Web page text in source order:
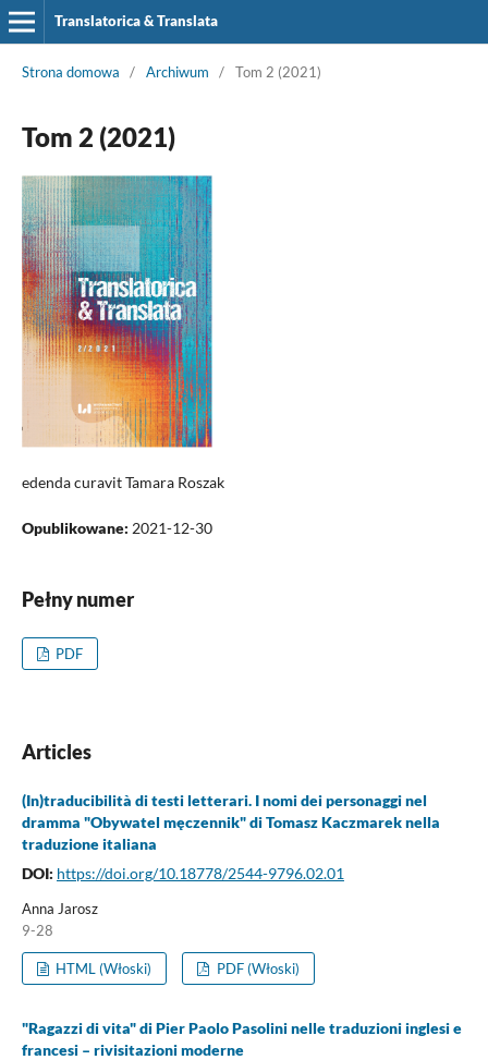
Translatorica & Translata
Strona domowa / Archiwum / Tom 2 (2021)
Tom 2 (2021)
edenda curavit Tamara Roszak
Opublikowane: 2021-12-30
Pełny numer
PDF
Articles
(In)traducibilità di testi letterari. I nomi dei personaggi nel
dramma "Obywatel męczennik" di Tomasz Kaczmarek nella
traduzione italiana
DOI: https://doi.org/10.18778/2544-9796.02.01
Anna Jarosz
9-28
HTML (Włoski) PDF (Włoski)
"Ragazzi di vita" di Pier Paolo Pasolini nelle traduzioni inglesi e
francesi – rivisitazioni moderne